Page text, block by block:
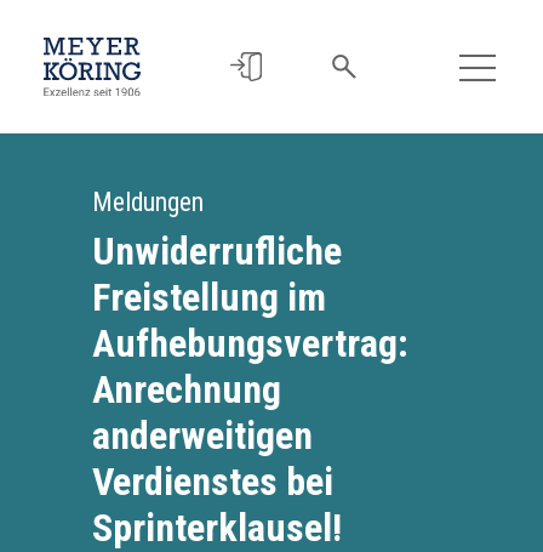
Meldungen
Unwiderrufliche
Freistellung im
Aufhebungsvertrag:
Anrechnung
anderweitigen
Verdienstes bei
Sprinterklausel!